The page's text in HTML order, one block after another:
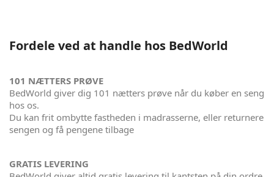
Fordele ved at handle hos BedWorld
101 NÆTTERS PRØVE
BedWorld giver dig 101 nætters prøve når du køber en seng
hos os.
Du kan frit ombytte fastheden i madrasserne, eller returnere
sengen og få pengene tilbage
GRATIS LEVERING